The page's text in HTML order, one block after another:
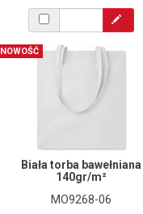
NOWOŚĆ
Biała torba bawełniana
140gr/m²
MO9268-06